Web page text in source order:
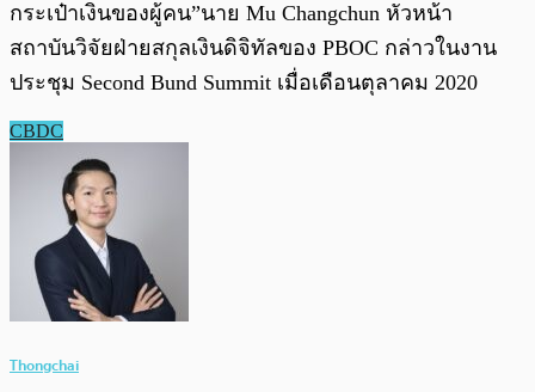
กระเป๋าเงินของผู้คน”นาย Mu Changchun หัวหน้า
สถาบันวิจัยฝ่ายสกุลเงินดิจิทัลของ PBOC กล่าวในงาน
ประชุม Second Bund Summit เมื่อเดือนตุลาคม 2020
CBDC
Thongchai